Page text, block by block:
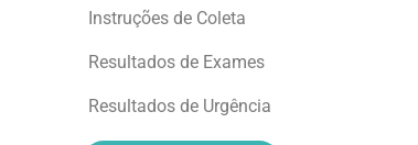
Instruções de Coleta
Resultados de Exames
Resultados de Urgência